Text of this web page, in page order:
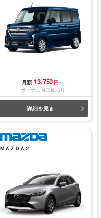
月額 13,750 円～
ボーナス月加算あり
詳細を見る
ＭＡＺＤＡ２